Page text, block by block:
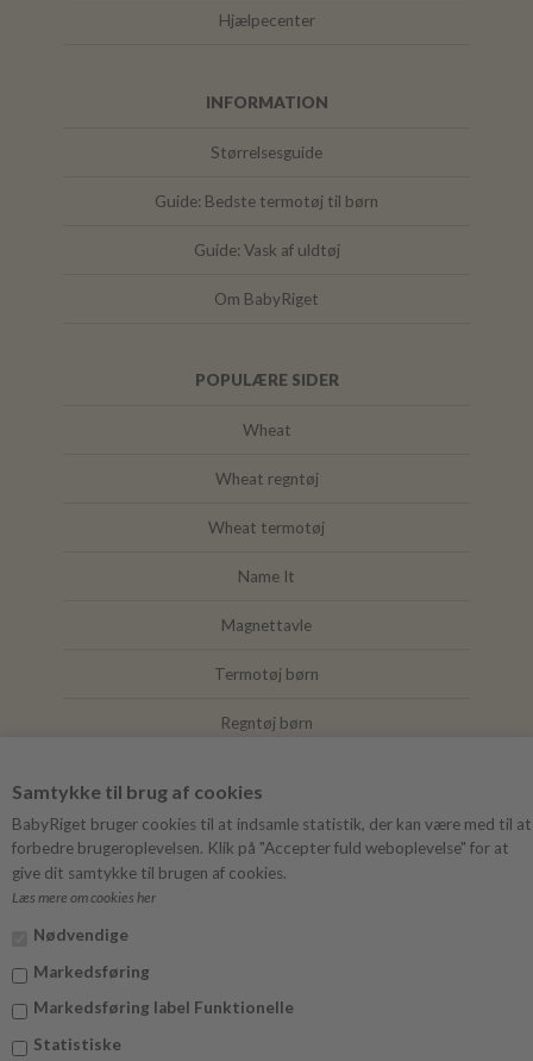
Samtykke til brug af cookies
BabyRiget bruger cookies til at indsamle statistik, der kan være med til at
forbedre brugeroplevelsen. Klik på "Accepter fuld weboplevelse" for at
give dit samtykke til brugen af cookies.
Læs mere om cookies her
Nødvendige
Markedsføring
Markedsføring label Funktionelle
Statistiske
Hjælpecenter
INFORMATION
Størrelsesguide
Guide: Bedste termotøj til børn
Guide: Vask af uldtøj
Om BabyRiget
POPULÆRE SIDER
Wheat
Wheat regntøj
Wheat termotøj
Name It
Magnettavle
Termotøj børn
Regntøj børn
Mushie
Facebook